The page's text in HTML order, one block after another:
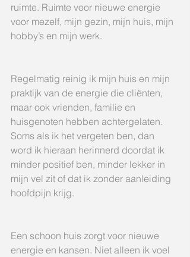
ruimte. Ruimte voor nieuwe energie
voor mezelf, mijn gezin, mijn huis, mijn
hobby’s en mijn werk.
Regelmatig reinig ik mijn huis en mijn
praktijk van de energie die cliënten,
maar ook vrienden, familie en
huisgenoten hebben achtergelaten.
Soms als ik het vergeten ben, dan
word ik hieraan herinnerd doordat ik
minder positief ben, minder lekker in
mijn vel zit of dat ik zonder aanleiding
hoofdpijn krijg.
Een schoon huis zorgt voor nieuwe
energie en kansen. Niet alleen ik voel